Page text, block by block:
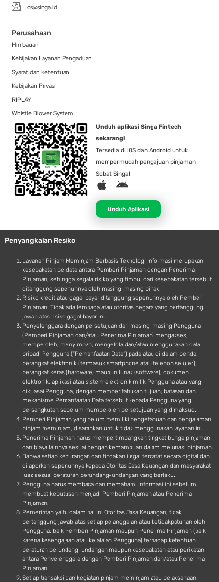
cs@singa.id
Perusahaan
Himbauan
Kebijakan Layanan Pengaduan
Syarat dan Ketentuan
Kebijakan Privasi
RIPLAY
Whistle Blower System
Unduh aplikasi Singa Fintech
sekarang!
Tersedia di iOS dan Android untuk
mempermudah pengajuan pinjaman
Sobat Singa!
A
p
l
e
A
d
r
o
d
Unduh Aplikasi
Penyangkalan Resiko
Layanan Pinjam Meminjam Berbasis Teknologi Informasi merupakan
kesepakatan perdata antara Pemberi Pinjaman dengan Penerima
Pinjaman, sehingga segala risiko yang timbul dari kesepakatan tersebut
ditanggung sepenuhnya oleh masing-masing pihak.
Risiko kredit atau gagal bayar ditanggung sepenuhnya oleh Pemberi
Pinjaman. Tidak ada lembaga atau otoritas negara yang bertanggung
jawab atas risiko gagal bayar ini.
Penyelenggara dengan persetujuan dari masing-masing Pengguna
(Pemberi Pinjaman dan/atau Penerima Pinjaman) mengakses,
memperoleh, menyimpan, mengelola dan/atau menggunakan data
pribadi Pengguna (“Pemanfaatan Data”) pada atau di dalam benda,
perangkat elektronik (termasuk smartphone atau telepon seluler),
perangkat keras (hardware) maupun lunak (software), dokumen
elektronik, aplikasi atau sistem elektronik milik Pengguna atau yang
dikuasai Pengguna, dengan memberitahukan tujuan, batasan dan
mekanisme Pemanfaatan Data tersebut kepada Pengguna yang
bersangkutan sebelum memperoleh persetujuan yang dimaksud.
Pemberi Pinjaman yang belum memiliki pengetahuan dan pengalaman
pinjam meminjam, disarankan untuk tidak menggunakan layanan ini.
Penerima Pinjaman harus mempertimbangkan tingkat bunga pinjaman
dan biaya lainnya sesuai dengan kemampuan dalam melunasi pinjaman.
Bahwa setiap kecurangan dan tindakan ilegal tercatat secara digital dan
dilaporkan sepenuhnya kepada Otoritas Jasa Keuangan dan masyarakat
luas sesuai peraturan perundang-undangan yang berlaku.
Pengguna harus membaca dan memahami informasi ini sebelum
membuat keputusan menjadi Pemberi Pinjaman atau Penerima
Pinjaman.
Pemerintah yaitu dalam hal ini Otoritas Jasa Keuangan, tidak
bertanggung jawab atas setiap pelanggaran atau ketidakpatuhan oleh
Pengguna, baik Pemberi Pinjaman maupun Penerima Pinjaman (baik
karena kesengajaan atau kelalaian Pengguna) terhadap ketentuan
peraturan perundang-undangan maupun kesepakatan atau perikatan
antara Penyelenggara dengan Pemberi Pinjaman dan/atau Penerima
Pinjaman.
Setiap transaksi dan kegiatan pinjam meminjam atau pelaksanaan